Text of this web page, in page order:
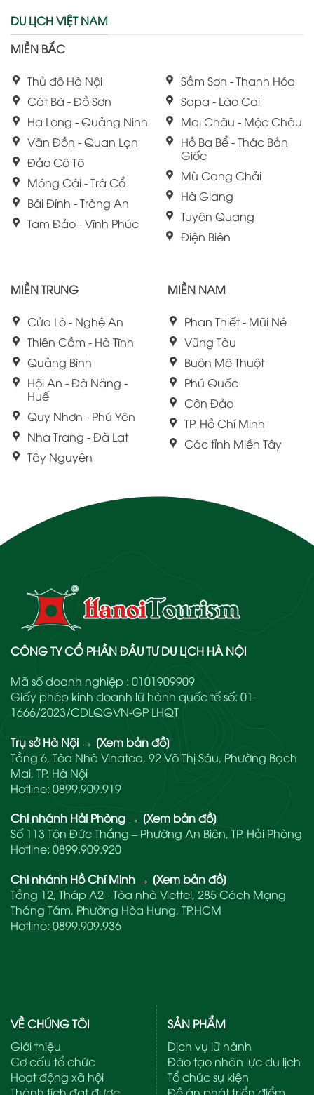
DU LỊCH VIỆT NAM
MIỀN BẮC
Thủ đô Hà Nội
Cát Bà - Đồ Sơn
Hạ Long - Quảng Ninh
Vân Đồn - Quan Lạn
Đảo Cô Tô
Móng Cái - Trà Cổ
Bái Đính - Tràng An
Tam Đảo - Vĩnh Phúc
Sầm Sơn - Thanh Hóa
Sapa - Lào Cai
Mai Châu - Mộc Châu
Hồ Ba Bể - Thác Bản
Giốc
Mù Cang Chải
Hà Giang
Tuyên Quang
Điện Biên
MIỀN TRUNG
Cửa Lò - Nghệ An
Thiên Cầm - Hà Tĩnh
Quảng Bình
Hội An - Đà Nẵng -
Huế
Quy Nhơn - Phú Yên
Nha Trang - Đà Lạt
Tây Nguyên
MIỀN NAM
Phan Thiết - Mũi Né
Vũng Tàu
Buôn Mê Thuột
Phú Quốc
Côn Đảo
TP. Hồ Chí Minh
Các tỉnh Miền Tây
CÔNG TY CỔ PHẦN ĐẦU TƯ DU LỊCH HÀ NỘI
Mã số doanh nghiệp : 0101909909
Giấy phép kinh doanh lữ hành quốc tế số: 01-
1666/2023/CDLQGVN-GP LHQT
Trụ sở Hà Nội → [Xem bản đồ]
Tầng 6, Tòa Nhà Vinatea, 92 Võ Thị Sáu, Phường Bạch
Mai, TP. Hà Nội
Hotline: 0899.909.919
Chi nhánh Hải Phòng → [Xem bản đồ]
Số 113 Tôn Đức Thắng – Phường An Biên, TP. Hải Phòng
Hotline: 0899.909.920
Chi nhánh Hồ Chí Minh → [Xem bản đồ]
Tầng 12, Tháp A2 - Tòa nhà Viettel, 285 Cách Mạng
Tháng Tám, Phường Hòa Hưng, TP.HCM
Hotline: 0899.909.936
VỀ CHÚNG TÔI
Giới thiệu
Cơ cấu tổ chức
Hoạt động xã hội
SẢN PHẨM
Dịch vụ lữ hành
Đào tạo nhân lực du lịch
Tổ chức sự kiện